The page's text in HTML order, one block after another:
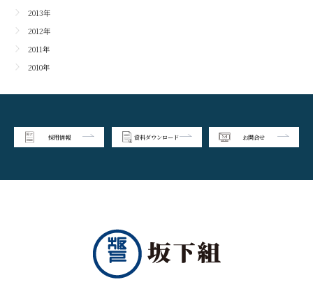
2013年
2012年
2011年
2010年
採用情報 資料ダウンロード お問合せ